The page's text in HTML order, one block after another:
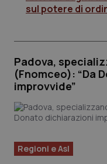
sul potere di
Padova,
(Fnomceo): “Da
improvvide”
Regioni e Asl